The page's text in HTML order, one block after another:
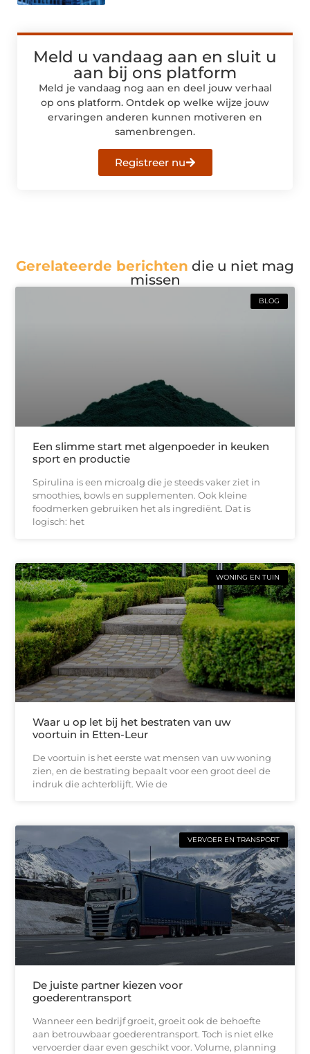
Meld u vandaag aan en sluit u
aan bij ons platform
Meld je vandaag nog aan en deel jouw verhaal
op ons platform. Ontdek op welke wijze jouw
ervaringen anderen kunnen motiveren en
samenbrengen.
Registreer nu
Gerelateerde berichten die u niet mag
missen
BLOG
Een slimme start met algenpoeder in keuken
sport en productie
Spirulina is een microalg die je steeds vaker ziet in
smoothies, bowls en supplementen. Ook kleine
foodmerken gebruiken het als ingrediënt. Dat is
logisch: het
WONING EN TUIN
Waar u op let bij het bestraten van uw
voortuin in Etten-Leur
De voortuin is het eerste wat mensen van uw woning
zien, en de bestrating bepaalt voor een groot deel de
indruk die achterblijft. Wie de
VERVOER EN TRANSPORT
De juiste partner kiezen voor
goederentransport
Wanneer een bedrijf groeit, groeit ook de behoefte
aan betrouwbaar goederentransport. Toch is niet elke
vervoerder daar even geschikt voor. Volume, planning